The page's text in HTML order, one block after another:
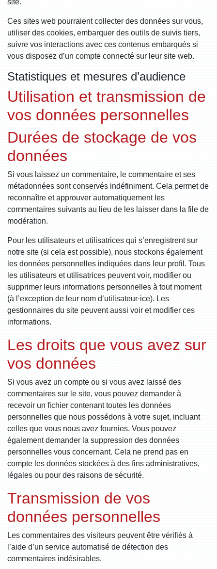
Ces sites web pourraient collecter des données sur vous,
utiliser des cookies, embarquer des outils de suivis tiers,
suivre vos interactions avec ces contenus embarqués si
vous disposez d’un compte connecté sur leur site web.
Statistiques et mesures d’audience
Utilisation et transmission de
vos données personnelles
Durées de stockage de vos
données
Si vous laissez un commentaire, le commentaire et ses
métadonnées sont conservés indéfiniment. Cela permet de
reconnaître et approuver automatiquement les
commentaires suivants au lieu de les laisser dans la file de
modération.
Pour les utilisateurs et utilisatrices qui s’enregistrent sur
notre site (si cela est possible), nous stockons également
les données personnelles indiquées dans leur profil. Tous
les utilisateurs et utilisatrices peuvent voir, modifier ou
supprimer leurs informations personnelles à tout moment
(à l’exception de leur nom d’utilisateur·ice). Les
gestionnaires du site peuvent aussi voir et modifier ces
informations.
Les droits que vous avez sur
vos données
Si vous avez un compte ou si vous avez laissé des
commentaires sur le site, vous pouvez demander à
recevoir un fichier contenant toutes les données
personnelles que nous possédons à votre sujet, incluant
celles que vous nous avez fournies. Vous pouvez
également demander la suppression des données
personnelles vous concernant. Cela ne prend pas en
compte les données stockées à des fins administratives,
légales ou pour des raisons de sécurité.
Transmission de vos
données personnelles
Les commentaires des visiteurs peuvent être vérifiés à
l’aide d’un service automatisé de détection des
commentaires indésirables.